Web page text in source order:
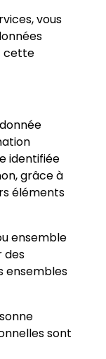
vous
cette
identifiée
grâce à
éléments
ensemble
des
ensembles
sont